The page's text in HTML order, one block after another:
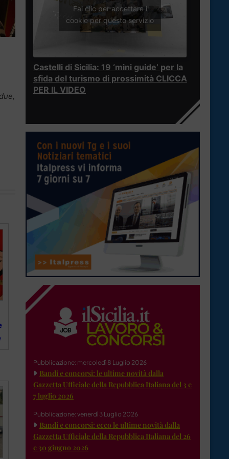
Fai clic per accettare i
cookie per questo servizio
Castelli di Sicilia: 19 ‘mini guide’ per la
sfida del turismo di prossimità CLICCA
PER IL VIDEO
Pubblicazione: mercoledì 8 Luglio 2026
Bandi e concorsi: le ultime novità dalla
Gazzetta Ufficiale della Repubblica Italiana del 3 e
7 luglio 2026
Pubblicazione: venerdì 3 Luglio 2026
Bandi e concorsi: ecco le ultime novità dalla
Gazzetta Ufficiale della Repubblica Italiana del 26
e 30 giugno 2026